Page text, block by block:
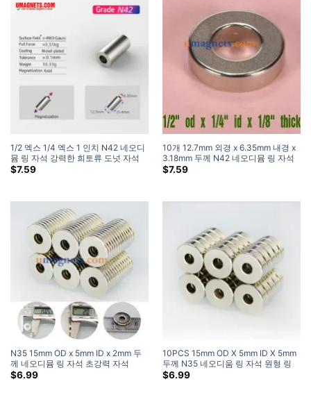
을
해
$295.75
1/2 엑스 1/4 엑스 1 인치 N42 네오디
뮴 링 자석 강력한 희토류 도넛 자석
판매 (2 팩)
$7.59
10개 12.7mm 외경 x 6.35mm 내경 x
3.18mm 두께 N42 네오디뮴 링 자석
강한 튜브 자석 판매(1/2″ x 1/4″ 아이
$7.59
N35 15mm OD x 5mm ID x 2mm 두
께 네오디뮴 링 자석 초강력 자석
$6.99
10PCS 15mm OD X 5mm ID X 5mm
두께 N35 네오디움 링 자석 원형 링
자석
$6.99